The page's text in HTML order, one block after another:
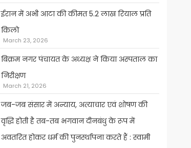
ईरान में अभी आटा की कीमत 5.2 लाख रियाल प्रति
किलो
March 23, 2026
बिक्रम नगर पंचायत के अध्यक्ष ने किया अस्पताल का
निरीक्षण
March 21, 2026
जब-जब संसार में अन्याय, अत्याचार एवं शोषण की
वृद्धि होती है तब-तब भगवान दीनबंधु के रूप में
अवतरित होकर धर्म की पुनर्स्थापना करते हैं : स्वामी